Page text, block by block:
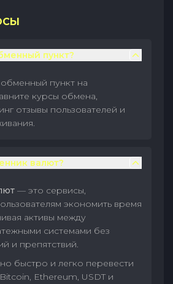
пункт?
пункт на
курсы обмена,
отзывы пользователей и
валют?
— это сервисы,
экономить время
активы между
системами без
и препятствий.
быстро и легко перевести
Ethereum, USDT и